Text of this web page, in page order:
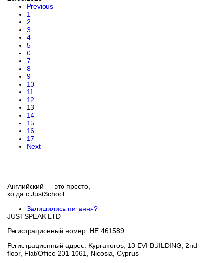
Previous
1
2
3
4
5
6
7
8
9
10
11
12
13
14
15
16
17
Next
Английский — это просто,
когда с JustSchool
Залишились питання?
JUSTSPEAK LTD
Регистрационный номер: HE 461589
Регистрационный адрес: Kypranoros, 13 EVI BUILDING, 2nd
floor, Flat/Office 201 1061, Nicosia, Cyprus